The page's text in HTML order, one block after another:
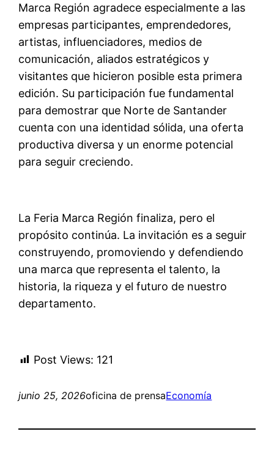
Marca Región agradece especialmente a las
empresas participantes, emprendedores,
artistas, influenciadores, medios de
comunicación, aliados estratégicos y
visitantes que hicieron posible esta primera
edición. Su participación fue fundamental
para demostrar que Norte de Santander
cuenta con una identidad sólida, una oferta
productiva diversa y un enorme potencial
para seguir creciendo.
La Feria Marca Región finaliza, pero el
propósito continúa. La invitación es a seguir
construyendo, promoviendo y defendiendo
una marca que representa el talento, la
historia, la riqueza y el futuro de nuestro
departamento.
Post Views: 121
junio 25, 2026oficina de prensaEconomía